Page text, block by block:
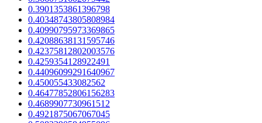
0.3901353861396798
0.40348743805808984
0.40990795973369865
0.42088638131595746
0.42375812802003576
0.4259354128922491
0.44096099291640967
0.450055433082562
0.46477852806156283
0.4689907730961512
0.4921875067067045